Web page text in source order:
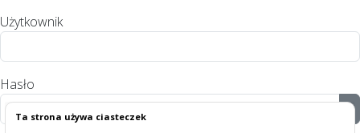
Ta strona używa ciasteczek
Użytkownik
Hasło